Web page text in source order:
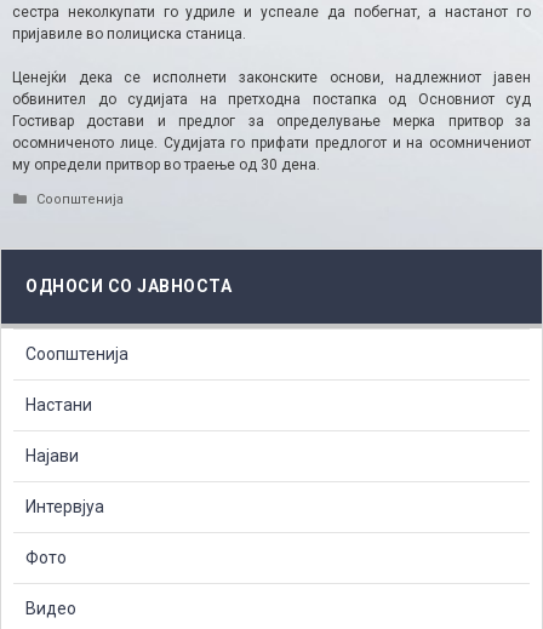
сестра неколкупати го удриле и успеале да побегнат, а настанот го
пријавиле во полициска станица.
Ценејќи дека се исполнети законските основи, надлежниот јавен
обвинител до судијата на претходна постапка од Основниот суд
Гостивар достави и предлог за определување мерка притвор за
осомниченото лице. Судијата го прифати предлогот и на осомничениот
му определи притвор во траење од 30 дена.
Categories
Соопштенија
ОДНОСИ СО ЈАВНОСТА
Соопштенија
Настани
Најави
Интервјуа
Фото
Видео